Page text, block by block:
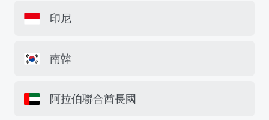
印尼
南韓
阿拉伯聯合酋長國